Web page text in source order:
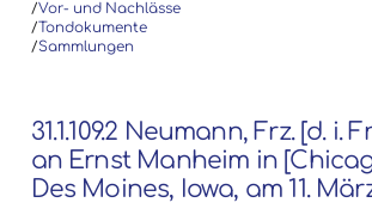
/Vor- und Nachlässe
/Tondokumente
/Sammlungen
31.1.109.2 Neumann, Frz. [d. i.
an Ernst Manheim in
Des Moines, Iowa, am 11. März